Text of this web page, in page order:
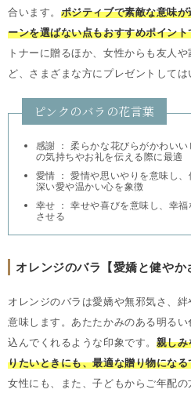
合います。 ポジティブで素敵な意味
ーンを選ばない点もおすすめポイント
トナーに贈るほか、女性からも友人
ど、さまざまな方にプレゼントしては
ピンクのバラの花言葉
感謝 ： 柔らかな花びらがかわい
の気持ちやお礼を伝える際に最適
愛情 ： 愛情や思いやりを意味し、
深い愛や温かい心を象徴
幸せ ： 幸せや喜びを意味し、幸
させる
オレンジのバラ【愛嬌と健やか
オレンジのバラは愛嬌や無邪気さ、
意味します。あたたかみのある明る
込んでくれるような印象です。 親しみ
りたいときにも、最適な贈り物になる
女性にも、また、子どもからご年配